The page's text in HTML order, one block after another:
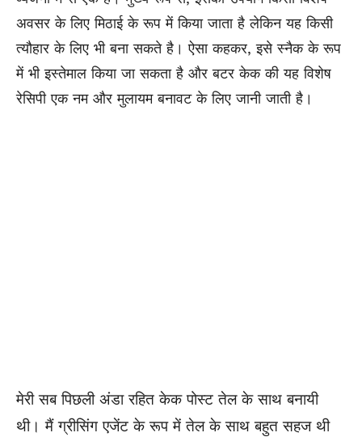
अवसर के लिए मिठाई के रूप में किया जाता है लेकिन यह किसी
त्यौहार के लिए भी बना सकते है। ऐसा कहकर, इसे स्नैक के रूप
में भी इस्तेमाल किया जा सकता है और बटर केक की यह विशेष
रेसिपी एक नम और मुलायम बनावट के लिए जानी जाती है।
मेरी सब पिछली अंडा रहित केक पोस्ट तेल के साथ बनायी
थी। मैं ग्रीसिंग एजेंट के रूप में तेल के साथ बहुत सहज थी